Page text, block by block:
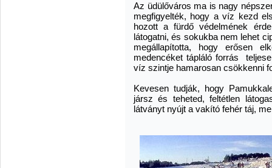
Az üdülőváros ma is nagy
megfigyelték, hogy a víz kezd
hozott a fürdő védelmének
látogatni, és sokukba nem lehet
megállapította, hogy erősen
medencéket tápláló forrás
víz szintje hamarosan csökkenni
Kevesen tudják, hogy
jársz és teheted, feltétlen
látványt nyújt a vakító fehér táj,